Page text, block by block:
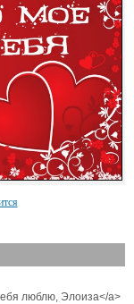
люблю, Элоиза</a>